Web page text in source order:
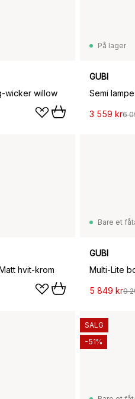
wicker willow
På lager
GUBI
3 559 kr6
hvit-krom
Bare et
GUBI
Multi-Lite
5 849 kr9
SALG
-51%